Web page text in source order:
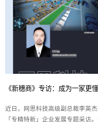
《新穗商》专访：成为一家更
近日，网思科技高级副总裁李英
「专精特新」企业发展专题采访